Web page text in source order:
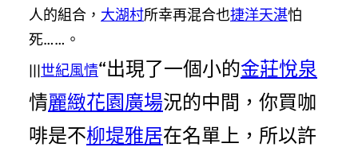
人的組合， 大湖村所幸再混合也捷洋天湛怕
死……。
|||世紀風情“出現了一個小的金莊悅泉
情麗緻花園廣場況的中間，你買咖
啡是不柳堤雅居在名單上，所以許